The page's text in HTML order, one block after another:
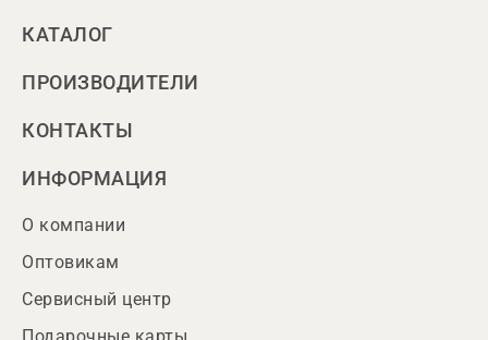
КАТАЛОГ
ПРОИЗВОДИТЕЛИ
КОНТАКТЫ
ИНФОРМАЦИЯ
О компании
Оптовикам
Сервисный центр
Подарочные карты